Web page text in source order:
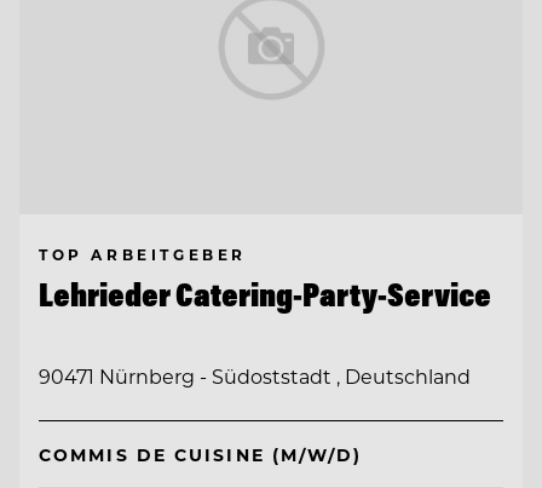
TOP ARBEITGEBER
Lehrieder Catering-Party-Service
90471 Nürnberg - Südoststadt , Deutschland
COMMIS DE CUISINE (M/W/D)